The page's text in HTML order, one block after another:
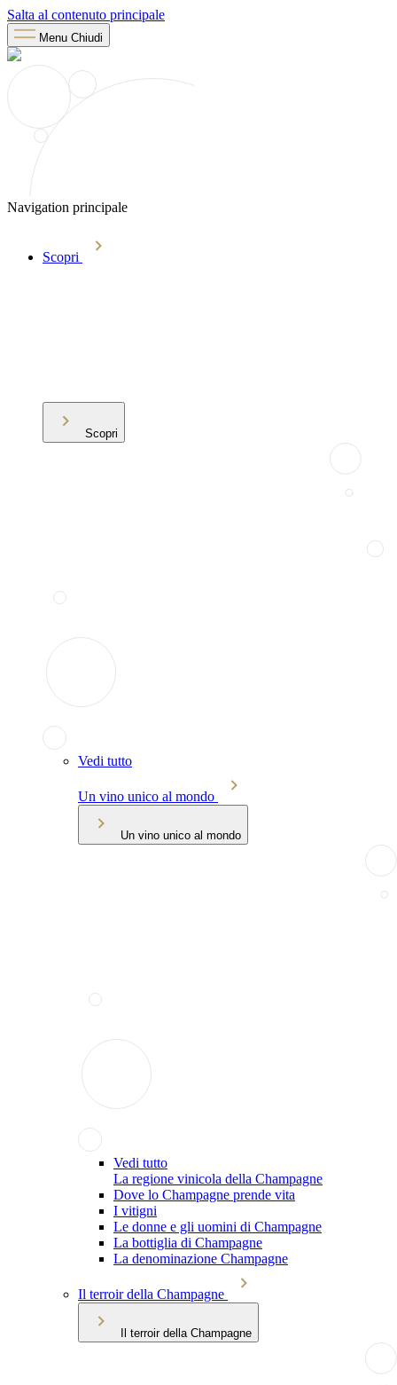
Salta al contenuto principale
Menu Chiudi
Navigation principale
Scopri
Scopri
Vedi tutto
Un vino unico al mondo
Un vino unico al mondo
Vedi tutto
La regione vinicola della Champagne
Dove lo Champagne prende vita
I vitigni
Le donne e gli uomini di Champagne
La bottiglia di Champagne
La denominazione Champagne
Il terroir della Champagne
Il terroir della Champagne